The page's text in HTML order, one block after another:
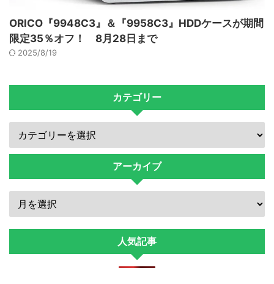
ORICO『9948C3』＆『9958C3』HDDケースが期間
限定35％オフ！ 8月28日まで
2025/8/19
カテゴリー
アーカイブ
人気記事